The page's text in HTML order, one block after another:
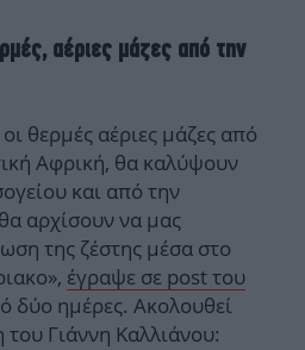
αέριες μάζες από την
θερμές αέριες μάζες από
Αφρική, θα καλύψουν
και από την
αρχίσουν να μας
της ζέστης μέσα στο
έγραψε σε post του
δύο ημέρες. Ακολουθεί
Γιάννη Καλλιάνου: